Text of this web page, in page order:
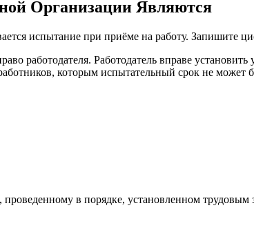
Организации Являются
испытание при приёме на работу. Запишите
работодателя. Работодатель вправе
которым испытательный срок не может
в порядке, установленном